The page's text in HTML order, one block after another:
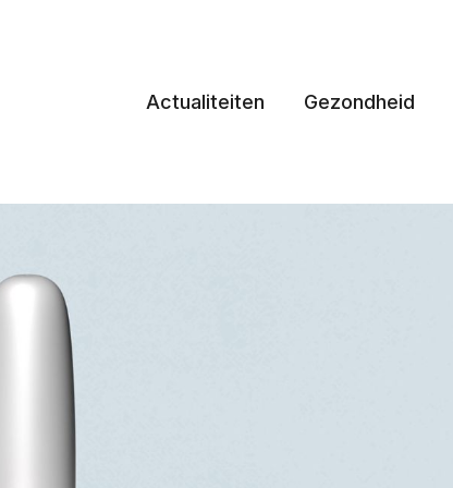
Actualiteiten Gezondheid